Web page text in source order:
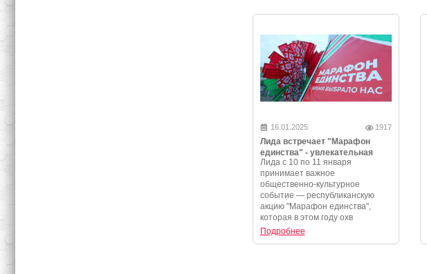
16.01.2025 1917
Лида встречает "Марафон
единства" - увлекательная
программа и незабываемые
события
Лида с 10 по 11 января
принимает важное
общественно-культурное
событие — республиканскую
акцию "Марафон единства",
которая в этом году охв
Подробнее